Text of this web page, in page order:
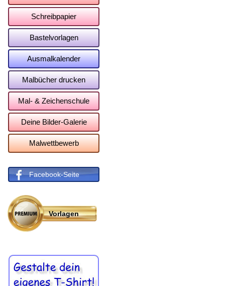
Schreibpapier
Bastelvorlagen
Ausmalkalender
Malbücher drucken
Mal- & Zeichenschule
Deine Bilder-Galerie
Malwettbewerb
Facebook-Seite
Vorlagen